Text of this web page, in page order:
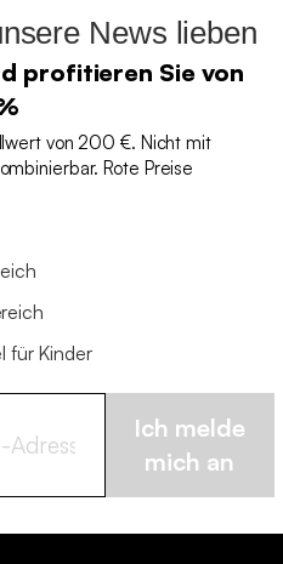
News lieben
profitieren Sie von
von 200 €. Nicht mit
Rote Preise
für Kinder
Ich melde
mich an